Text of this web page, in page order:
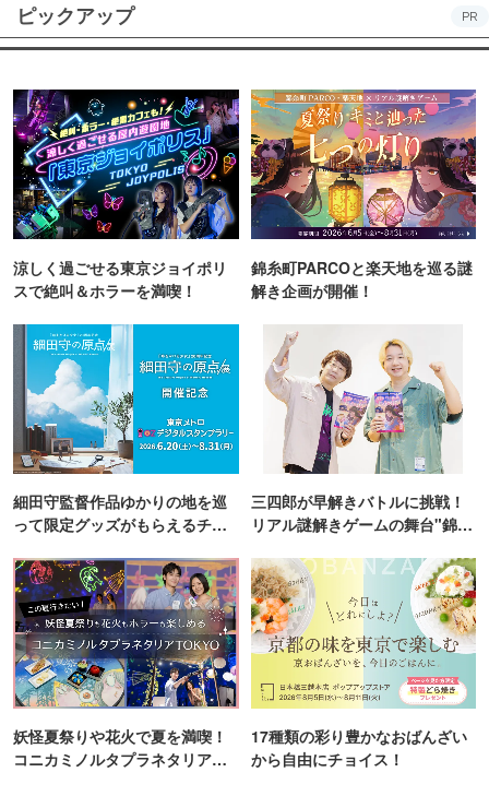
ピックアップ PR
涼しく過ごせる東京ジョイポリ
スで絶叫＆ホラーを満喫！
錦糸町PARCOと楽天地を巡る謎
解き企画が開催！
細田守監督作品ゆかりの地を巡
って限定グッズがもらえるチャ
三四郎が早解きバトルに挑戦！
リアル謎解きゲームの舞台"錦糸
妖怪夏祭りや花火で夏を満喫！
コニカミノルタプラネタリア
17種類の彩り豊かなおばんざい
から自由にチョイス！